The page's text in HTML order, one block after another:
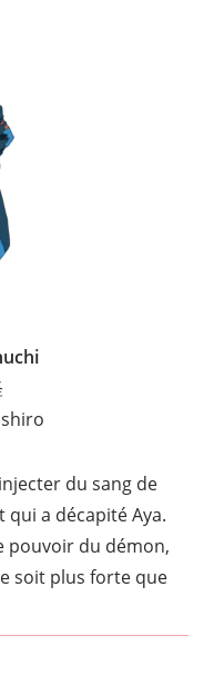
du sang de
a décapité Aya.
pouvoir du démon,
soit plus forte que